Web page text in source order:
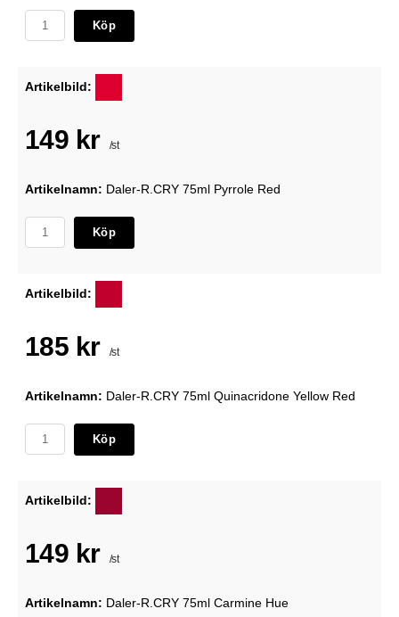
Köp
Artikelbild:
149 kr /st
Artikelnamn: Daler-R.CRY 75ml Pyrrole Red
Köp
Artikelbild:
185 kr /st
Artikelnamn: Daler-R.CRY 75ml Quinacridone Yellow Red
Köp
Artikelbild:
149 kr /st
Artikelnamn: Daler-R.CRY 75ml Carmine Hue